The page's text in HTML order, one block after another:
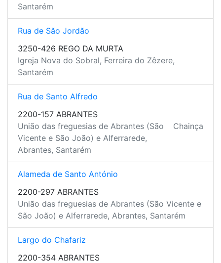
Santarém
Rua de São Jordão
3250-426 REGO DA MURTA
Igreja Nova do Sobral, Ferreira do Zêzere,
Santarém
Rua de Santo Alfredo
2200-157 ABRANTES
União das freguesias de Abrantes (São
Vicente e São João) e Alferrarede,
Abrantes, Santarém
Chainça
Alameda de Santo António
2200-297 ABRANTES
União das freguesias de Abrantes (São Vicente e
São João) e Alferrarede, Abrantes, Santarém
Largo do Chafariz
2200-354 ABRANTES